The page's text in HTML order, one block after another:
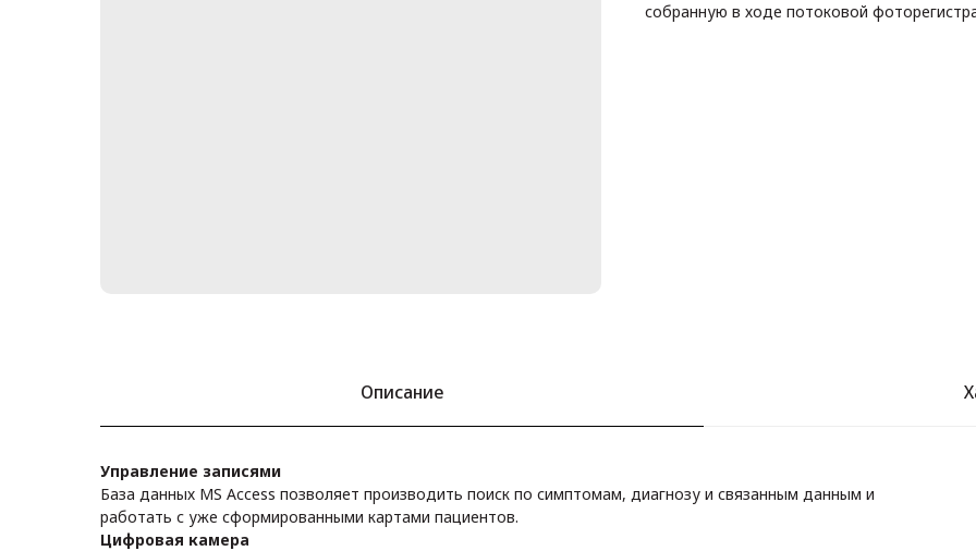
собранную в ходе потоковой
Описание
Управление записями
База данных MS Access позволяет производить поиск по симптомам, диагнозу и связанным данным и
работать с уже сформированными картами пациентов.
Цифровая камера